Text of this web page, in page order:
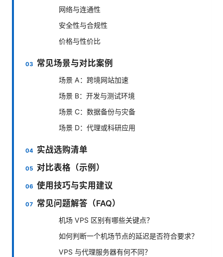
网络与连通性
安全性与合规性
价格与性价比
常见场景与对比案例
场景 A：跨境网站加速
场景 B：开发与测试环境
场景 C：数据备份与灾备
场景 D：代理或科研应用
实战选购清单
对比表格（示例）
使用技巧与实用建议
常见问题解答（FAQ）
机场 VPS 区别有哪些关键点？
如何判断一个机场节点的延迟是否符合要求？
VPS 与代理服务器有何不同？